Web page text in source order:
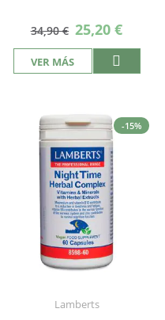
34,90 € Precio
especial
25,20 €
VER MÁS
-15%
Lamberts